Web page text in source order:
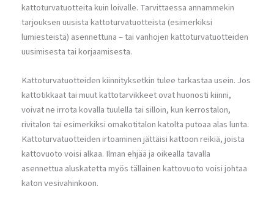
kattoturvatuotteita kuin loivalle. Tarvittaessa annammekin
tarjouksen uusista kattoturvatuotteista (esimerkiksi
lumiesteistä) asennettuna – tai vanhojen kattoturvatuotteiden
uusimisesta tai korjaamisesta.
Kattoturvatuotteiden kiinnityksetkin tulee tarkastaa usein. Jos
kattotikkaat tai muut kattotarvikkeet ovat huonosti kiinni,
voivat ne irrota kovalla tuulella tai silloin, kun kerrostalon,
rivitalon tai esimerkiksi omakotitalon katolta putoaa alas lunta.
Kattoturvatuotteiden irtoaminen jättäisi kattoon reikiä, joista
kattovuoto voisi alkaa. Ilman ehjää ja oikealla tavalla
asennettua aluskatetta myös tällainen kattovuoto voisi johtaa
katon vesivahinkoon.